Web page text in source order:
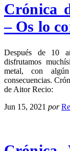
Crónica
– Os lo
Después de 10
disfrutamos
metal, con
consecuencias.
de Aitor Recio:
Jun 15, 2021 por